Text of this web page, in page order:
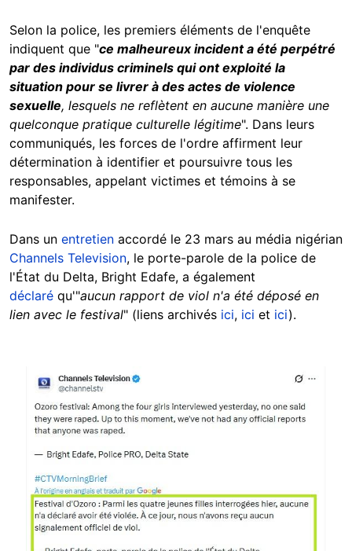
Selon la police, les premiers éléments de l'enquête
indiquent que "ce malheureux incident a été perpétré
par des individus criminels qui ont exploité la
situation pour se livrer à des actes de violence
sexuelle, lesquels ne reflètent en aucune manière une
quelconque pratique culturelle légitime". Dans leurs
communiqués, les forces de l'ordre affirment leur
détermination à identifier et poursuivre tous les
responsables, appelant victimes et témoins à se
manifester.
Dans un entretien accordé le 23 mars au média nigérian
Channels Television, le porte-parole de la police de
l'État du Delta, Bright Edafe, a également
déclaré qu'"aucun rapport de viol n'a été déposé en
lien avec le festival" (liens archivés ici, ici et ici).
Image